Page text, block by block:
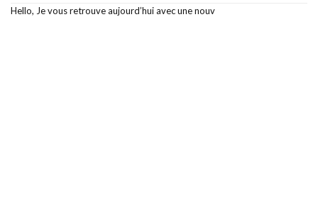
Hello, Je vous retrouve aujourd’hui avec une nouv